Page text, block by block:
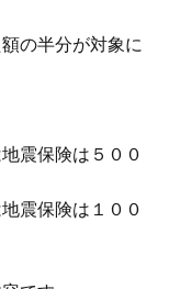
の半分が対象に
震保険は５００
震保険は１００